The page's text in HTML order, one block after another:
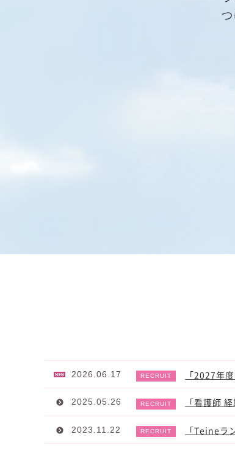
2026.06.17 「2027年
2025.05.26 「看護師
2023.11.22 「Teineラ